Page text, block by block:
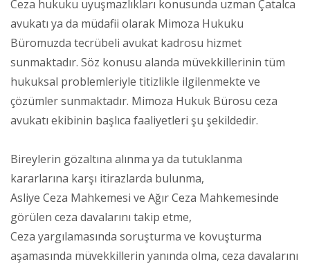
Ceza hukuku uyuşmazlıkları konusunda uzman Çatalca
avukatı ya da müdafii olarak Mimoza Hukuku
Büromuzda tecrübeli avukat kadrosu hizmet
sunmaktadır. Söz konusu alanda müvekkillerinin tüm
hukuksal problemleriyle titizlikle ilgilenmekte ve
çözümler sunmaktadır. Mimoza Hukuk Bürosu ceza
avukatı ekibinin başlıca faaliyetleri şu şekildedir.
Bireylerin gözaltına alınma ya da tutuklanma
kararlarına karşı itirazlarda bulunma,
Asliye Ceza Mahkemesi ve Ağır Ceza Mahkemesinde
görülen ceza davalarını takip etme,
Ceza yargılamasında soruşturma ve kovuşturma
aşamasında müvekkillerin yanında olma, ceza davalarını